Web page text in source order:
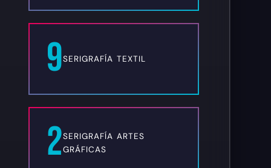
9SERIGRAFÍA TEXTIL
2SERIGRAFÍA ARTES
GRÁFICAS